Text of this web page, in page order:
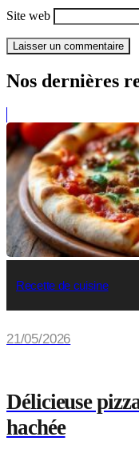
Site web
Nos dernières
Recette de cuisine
21/05/2026
Délicieuse
hachée